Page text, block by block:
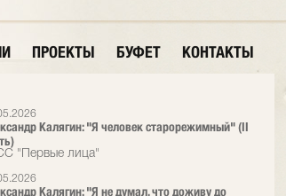
ПРОЕКТЫ БУФЕТ КОНТАКТЫ
Калягин: "Я человек старорежимный" (II
"Первые лица"
Калягин: "Я не думал, что доживу до